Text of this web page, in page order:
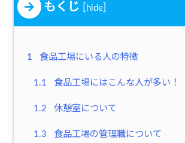
もくじ hide
1 食品工場にいる人の特徴
1.1 食品工場にはこんな人が多い！
1.2 休憩室について
1.3 食品工場の管理職について